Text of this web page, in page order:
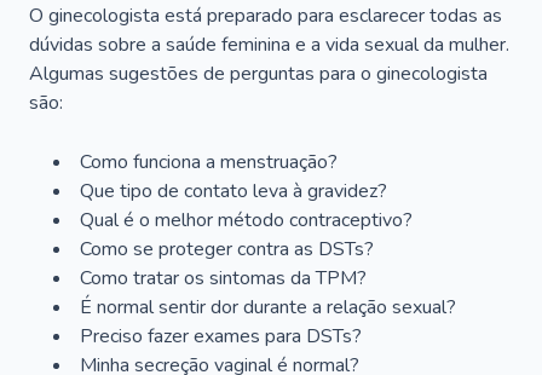
O ginecologista está preparado para esclarecer todas as
dúvidas sobre a saúde feminina e a vida sexual da mulher.
Algumas sugestões de perguntas para o ginecologista
são:
Como funciona a menstruação?
Que tipo de contato leva à gravidez?
Qual é o melhor método contraceptivo?
Como se proteger contra as DSTs?
Como tratar os sintomas da TPM?
É normal sentir dor durante a relação sexual?
Preciso fazer exames para DSTs?
Minha secreção vaginal é normal?